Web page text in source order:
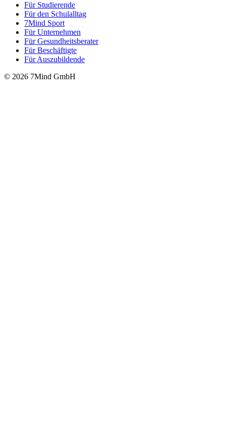
Für Stu­die­rende
Für den Schulalltag
7Mind Sport
Für Unter­neh­men
Für Gesund­heits­be­ra­ter
Für Beschäftigte
Für Auszubildende
© 2026 7Mind GmbH